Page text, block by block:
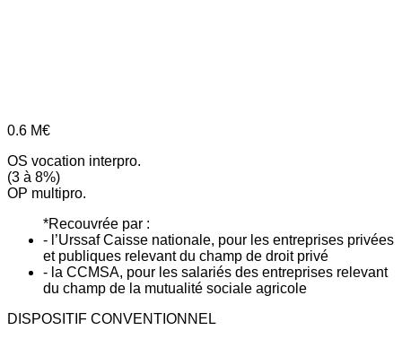
0.6 M€
OS vocation interpro.
(3 à 8%)
OP multipro.
*Recouvrée par :
- l’Urssaf Caisse nationale, pour les entreprises privées
et publiques relevant du champ de droit privé
- la CCMSA, pour les salariés des entreprises relevant
du champ de la mutualité sociale agricole
DISPOSITIF CONVENTIONNEL